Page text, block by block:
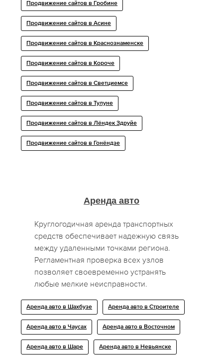
Продвижение сайтов в Гробине
Продвижение сайтов в Асине
Продвижение сайтов в Краснознаменске
Продвижение сайтов в Короче
Продвижение сайтов в Светциемсе
Продвижение сайтов в Тулуне
Продвижение сайтов в Лёндек Здруйе
Продвижение сайтов в Гонёндзе
Аренда авто
Круглогодичная аренда транспортных
средств обеспечивает надежную связь
между удаленными точками региона.
Регламентная проверка всех узлов
позволяет своевременно устранять
любые мелкие неисправности.
Аренда авто в Шахбузе Аренда авто в Строителе
Аренда авто в Чаусах Аренда авто в Восточном
Аренда авто в Шаре Аренда авто в Невьянске